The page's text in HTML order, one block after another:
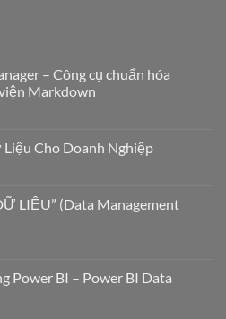
– Công cụ chuẩn hóa
Markdown
Manager
Liệu Cho Doanh Nghiệp
LIỆU” (Data Management
QUẢN
TRỊ
Power BI – Power BI Data